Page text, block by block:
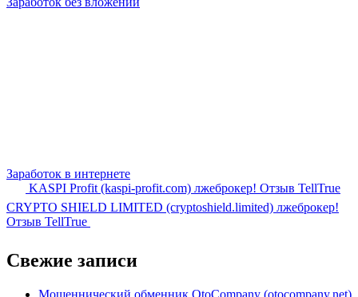
Заработок в интернете
KASPI Profit (kaspi-profit.com) лжеброкер! Отзыв TellTrue
CRYPTO SHIELD LIMITED (cryptoshield.limited) лжеброкер!
Отзыв TellTrue
Свежие записи
Мошеннический обменник OtoCompany (otocompany.net)